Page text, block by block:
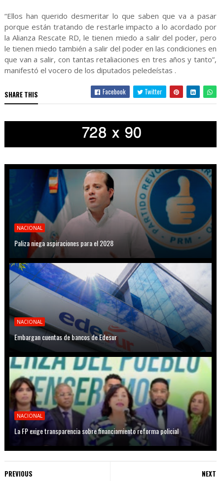
“Ellos han querido desmeritar lo que saben que va a pasar
porque están tratando de restarle impacto a lo acordado por
la Alianza Rescate RD, le tienen miedo a salir del poder, pero
le tienen miedo también a salir del poder en las condiciones en
que van a salir, con tantas retaliaciones en tres años y tanto”,
manifestó el vocero de los diputados peledeístas .
SHARE THIS Facebook Twitter
NACIONAL
Paliza niega aspiraciones para el 2028
NACIONAL
Embargan cuentas de bancos de Edesur
NACIONAL
La FP exige transparencia sobre financiamiento reforma policial
NEXT
PREVIOUS